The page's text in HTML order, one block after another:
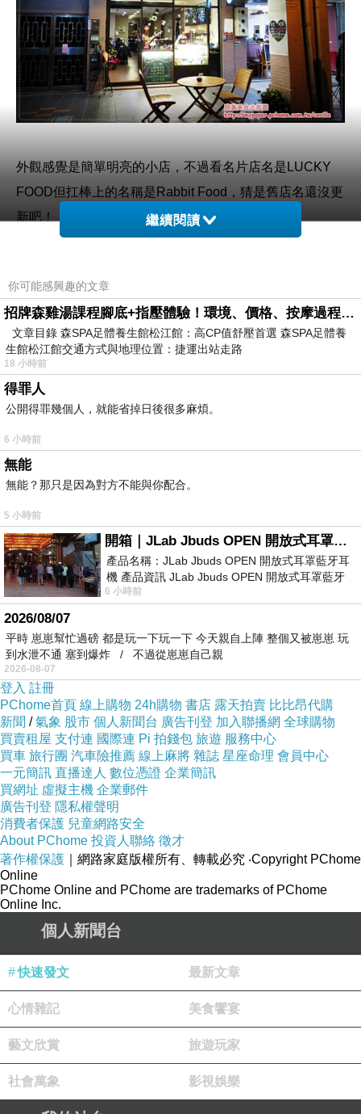
外觀感覺是簡單明亮的小店，不過看名片店名是LUCKY
FOOD但扛棒上的名稱是Rabbit Food，猜是舊店名還沒更
新吧！
店內所提供餐點以義大利麵、三明治、薄餅、燉飯、早午
餐、下午茶、咖啡...........等。
假日營業時間有提早，平時11點才開喔！
玻璃廚窗可以看到餐點模型，份量都不小，實物和模型差
不多。
進門後會先看到櫃檯，選好餐點要先到櫃抬點餐。
價位都很平實約二百上下，點餐還附透一杯飲料（紅茶或
冬瓜茶）。
櫃檯對面牆上的可愛展示區。
繼續閱讀
你可能感興趣的文章
招牌森雞湯課程腳底+指壓體驗！環境、價格、按摩過程全紀錄，森SPA足體養生館松江館最新價格表
文章目錄 森SPA足體養生館松江館：高CP值舒壓首選 森SPA足體養
生館松江館交通方式與地理位置：捷運出站走路
18 小時前
得罪人
公開得罪幾個人，就能省掉日後很多麻煩。
6 小時前
無能
無能？那只是因為對方不能與你配合。
5 小時前
開箱｜JLab Jbuds OPEN 開放式耳罩藍牙耳機 - 設計美學，輕巧、透氣、環境音全物理達成！
產品名稱：JLab Jbuds OPEN 開放式耳罩藍牙耳
機 產品資訊 JLab Jbuds OPEN 開放式耳罩藍牙
耳機評語：非常有特色，值得喜愛美型工
6 小時前
2026/08/07
平時 崽崽幫忙過磅 都是玩一下玩一下 今天親自上陣 整個又被崽崽 玩
到水泄不通 塞到爆炸 / 不過從崽崽自己親
2026-08-07
登入 註冊
PChome首頁 線上購物 24h購物 書店 露天拍賣 比比昂代購
新聞 /氣象 股市 個人新聞台 廣告刊登 加入聯播網 全球購物
買賣租屋 支付連 國際連 Pi 拍錢包 旅遊 服務中心
買車 旅行團 汽車險推薦 線上麻將 雜誌 星座命理 會員中心
一元簡訊 直播達人 數位憑證 企業簡訊
買網址 虛擬主機 企業郵件
廣告刊登 隱私權聲明
消費者保護 兒童網路安全
About PChome 投資人聯絡 徵才
著作權保護 ｜網路家庭版權所有、轉載必究 ‧Copyright PChome
Online
PChome Online and PChome are trademarks of PChome
Online Inc.
個人新聞台
快速發文 最新文章
心情雜記 美食饗宴
藝文欣賞 旅遊玩家
社會萬象 影視娛樂